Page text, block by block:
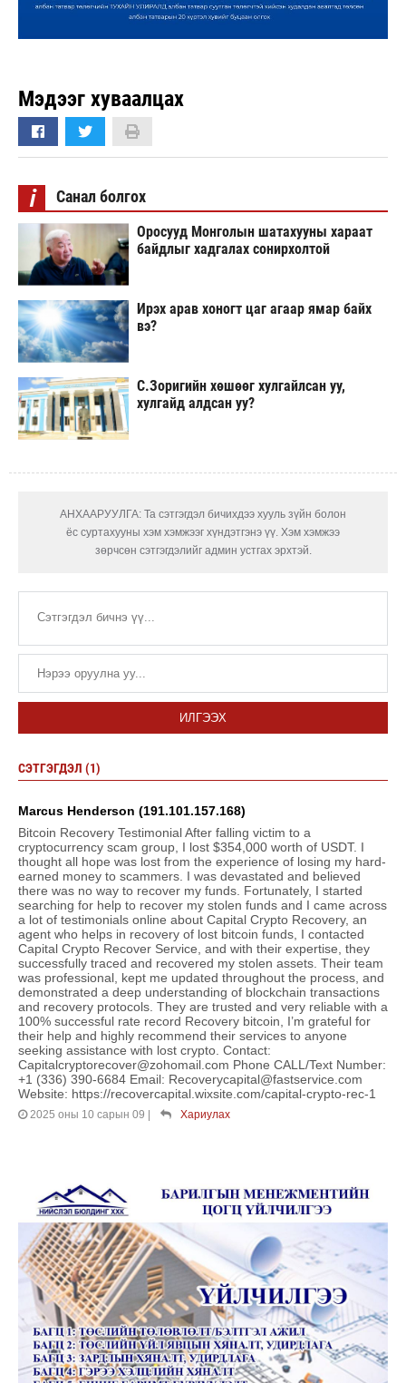
Мэдээг хуваалцах
i Санал болгох
Оросууд Монголын шатахууны хараат
байдлыг хадгалах сонирхолтой
Ирэх арав хоногт цаг агаар ямар байх
вэ?
С.Зоригийн хөшөөг хулгайлсан уу,
хулгайд алдсан уу?
АНХААРУУЛГА: Та сэтгэгдэл бичихдээ хууль зүйн болон
ёс суртахууны хэм хэмжээг хүндэтгэнэ үү. Хэм хэмжээ
зөрчсөн сэтгэгдэлийг админ устгах эрхтэй.
ИЛГЭЭХ
СЭТГЭГДЭЛ (1)
Marcus Henderson (191.101.157.168)
Bitcoin Recovery Testimonial After falling victim to a
cryptocurrency scam group, I lost $354,000 worth of USDT. I
thought all hope was lost from the experience of losing my hard-
earned money to scammers. I was devastated and believed
there was no way to recover my funds. Fortunately, I started
searching for help to recover my stolen funds and I came across
a lot of testimonials online about Capital Crypto Recovery, an
agent who helps in recovery of lost bitcoin funds, I contacted
Capital Crypto Recover Service, and with their expertise, they
successfully traced and recovered my stolen assets. Their team
was professional, kept me updated throughout the process, and
demonstrated a deep understanding of blockchain transactions
and recovery protocols. They are trusted and very reliable with a
100% successful rate record Recovery bitcoin, I’m grateful for
their help and highly recommend their services to anyone
seeking assistance with lost crypto. Contact:
Capitalcryptorecover@zohomail.com Phone CALL/Text Number:
+1 (336) 390-6684 Email: Recoverycapital@fastservice.com
Website: https://recovercapital.wixsite.com/capital-crypto-rec-1
2025 оны 10 сарын 09 | Хариулах